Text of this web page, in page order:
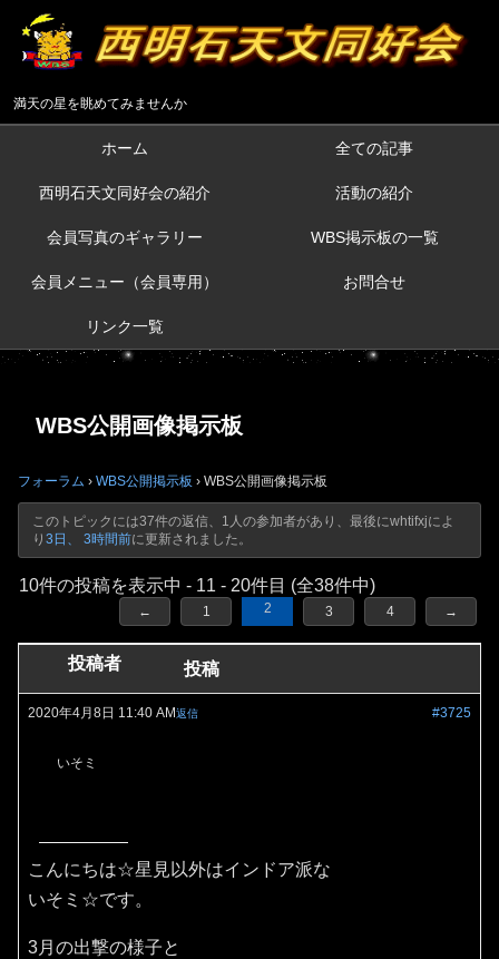
満天の星を眺めてみませんか
ホーム 全ての記事
西明石天文同好会の紹介 活動の紹介
会員写真のギャラリー WBS掲示板の一覧
会員メニュー（会員専用） お問合せ
リンク一覧
WBS公開画像掲示板
フォーラム › WBS公開掲示板 › WBS公開画像掲示板
このトピックには37件の返信、1人の参加者があり、最後にwhtifxjによ
り 3日、 3時間前に更新されました。
10件の投稿を表示中 - 11 - 20件目 (全38件中)
← 1 2 3 4 →
投稿者 投稿
2020年4月8日 11:40 AM #3725
返信
いそミ
こんにちは☆星見以外はインドア派な
いそミ☆です。
3月の出撃の様子と